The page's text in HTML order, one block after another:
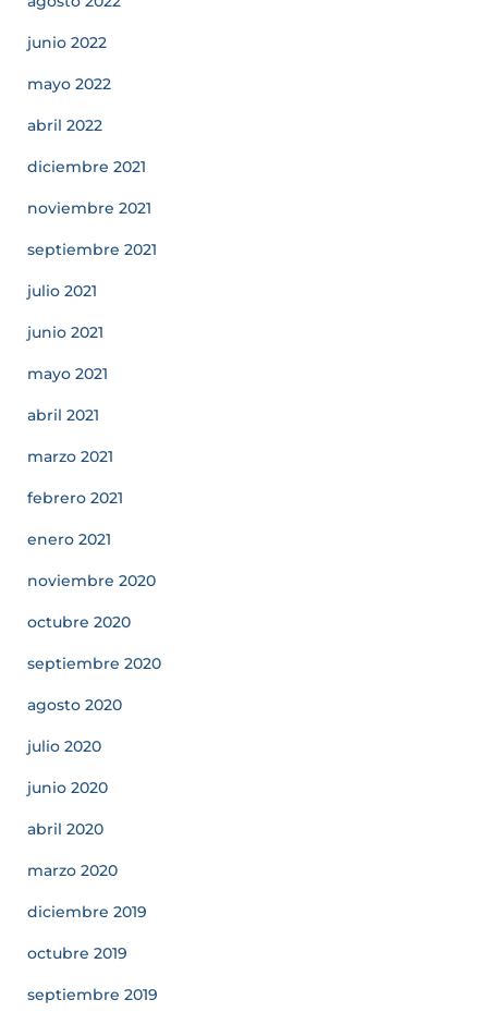
junio 2022
mayo 2022
abril 2022
diciembre 2021
noviembre 2021
septiembre 2021
julio 2021
junio 2021
mayo 2021
abril 2021
marzo 2021
febrero 2021
enero 2021
noviembre 2020
octubre 2020
septiembre 2020
agosto 2020
julio 2020
junio 2020
abril 2020
marzo 2020
diciembre 2019
octubre 2019
septiembre 2019